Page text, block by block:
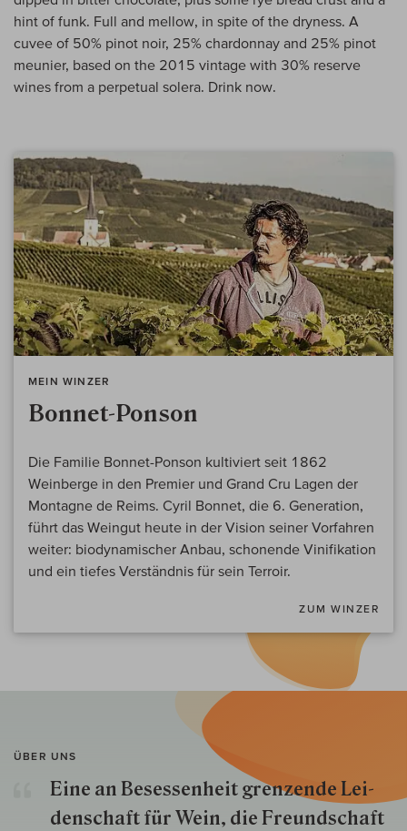
hint of funk. Full and mellow, in spite of the dryness. A
cuvee of 50% pinot noir, 25% chardonnay and 25% pinot
meunier, based on the 2015 vintage with 30% reserve
wines from a perpetual solera. Drink now.
MEIN WINZER
Bonnet-Ponson
Die Familie Bonnet-Ponson kultiviert seit 1862
Weinberge in den Premier und Grand Cru Lagen der
Montagne de Reims. Cyril Bonnet, die 6. Generation,
führt das Weingut heute in der Vision seiner Vorfahren
weiter: biodynamischer Anbau, schonende Vinifikation
und ein tiefes Verständnis für sein Terroir.
ZUM WINZER
ÜBER UNS
Eine an Besessenheit gren­zende Lei­
den­schaft für Wein, die Freund­schaft